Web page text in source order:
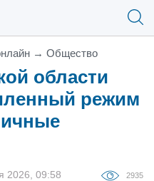
→ Общество
области
режим
2026, 09:58 2935